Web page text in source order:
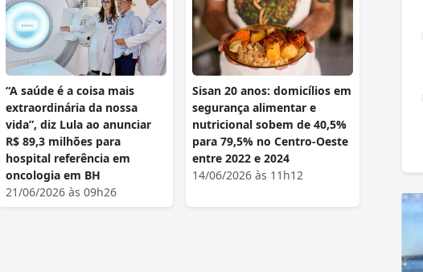
“A saúde é a coisa mais
extraordinária da nossa
vida”, diz Lula ao anunciar
R$ 89,3 milhões para
hospital referência em
oncologia em BH
21/06/2026 às 09h26
Sisan 20 anos: domicílios em
segurança alimentar e
nutricional sobem de 40,5%
para 79,5% no Centro-Oeste
entre 2022 e 2024
14/06/2026 às 11h12